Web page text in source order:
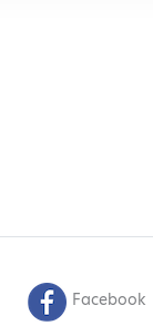
Facebook